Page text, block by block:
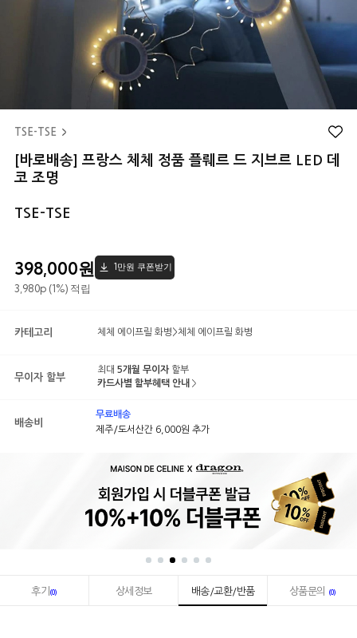
TSE-TSE
[바로배송] 프랑스 체체 정품 플뤠르 드 지브르 LED 데
코 조명
TSE-TSE
398,000원 1만원 쿠폰받기
3,980p (1%) 적립
카테고리 체체 에이프릴 화병>체체 에이프릴 화병
무이자 할부
최대 5개월 무이자할부
카드사별 할부혜택 안내
배송비
무료배송
제주/도서산간 6,000원 추가
후기 (0) 상세정보 배송/교환/반품 상품문의 (0)